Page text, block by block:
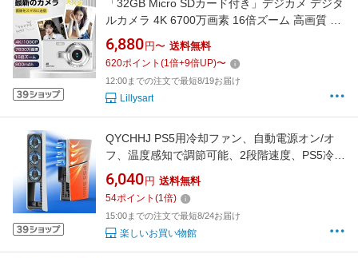
「32GB Micro SDカード付き」デジカメ デジタ
ルカメラ 4K 6700万画素 16倍ズーム 高画質 オ
ートフォーカス ウェブカメラ機能 手振れ補正
IPS大画面 防塵 軽量 初心者 新品
6,880 円〜 送料無料
620ポイント (1倍+9倍UP)〜
12:00までの注文で最短8/19お届け
Lillysart
QYCHHJ PS5用冷却ファン、自動電源オン/オ
フ、温度感知で調節可能、2段階速度、PS5冷却
ステーションアクセサリー用USB 3.0ハブ
6,040 円 送料無料
54ポイント (1倍)
15:00までの注文で最短8/24お届け
楽しいお買い物館